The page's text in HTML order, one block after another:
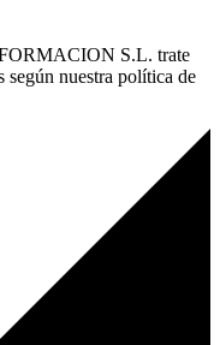
S.L. trate
según nuestra política de